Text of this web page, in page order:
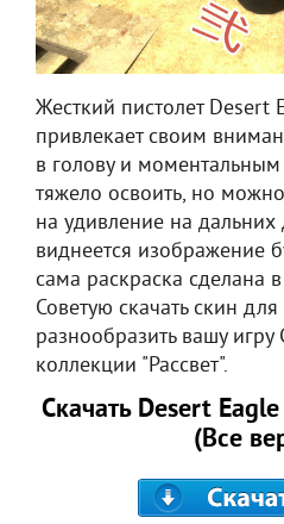
Жесткий пистолет Desert
привлекает своим
в голову и
тяжело освоить, но
на удивление на
виднеется изображение
сама раскраска сделана
Советую скачать скин
разнообразить вашу игру
коллекции "Рассвет".
Скачать Desert
(Все